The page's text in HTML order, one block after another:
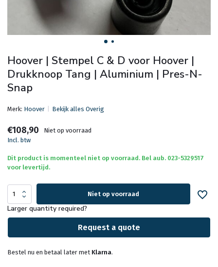
Hoover | Stempel C & D voor Hoover |
Drukknoop Tang | Aluminium | Pres-N-
Snap
Merk: Hoover Bekijk alles Overig
€108,90
Niet op voorraad
Incl. btw
Dit product is momenteel niet op voorraad. Bel aub. 023-5329517
voor levertijd.
Niet op voorraad
Larger quantity required?
Request a quote
Bestel nu en betaal later met Klarna.